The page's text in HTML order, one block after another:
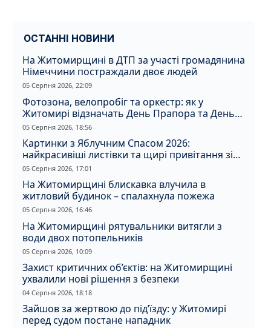
ОСТАННІ НОВИНИ
На Житомирщині в ДТП за участі громадянина
Німеччини постраждали двоє людей
05 Серпня 2026, 22:09
Фотозона, велопробіг та оркестр: як у
Житомирі відзначать День Прапора та День
Незалежності
05 Серпня 2026, 18:56
Картинки з Яблучним Спасом 2026:
найкрасивіші листівки та щирі привітання зі
святом
05 Серпня 2026, 17:01
На Житомирщині блискавка влучила в
житловий будинок – спалахнула пожежа
05 Серпня 2026, 16:46
На Житомирщині рятувальники витягли з
води двох потопельників
05 Серпня 2026, 10:09
Захист критичних об’єктів: на Житомирщині
ухвалили нові рішення з безпеки
04 Серпня 2026, 18:18
Зайшов за жертвою до під’їзду: у Житомирі
перед судом постане нападник